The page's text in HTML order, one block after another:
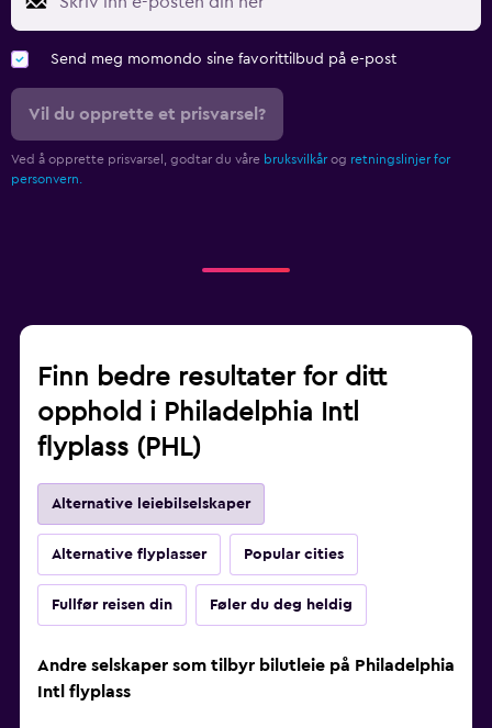
Send meg momondo sine favorittilbud på e-post
Vil du opprette et prisvarsel?
Ved å opprette prisvarsel, godtar du våre bruksvilkår og retningslinjer for
personvern.
Finn bedre resultater for ditt
opphold i Philadelphia Intl
flyplass (PHL)
Alternative leiebilselskaper
Alternative flyplasser Popular cities
Fullfør reisen din Føler du deg heldig
Andre selskaper som tilbyr bilutleie på Philadelphia
Intl flyplass